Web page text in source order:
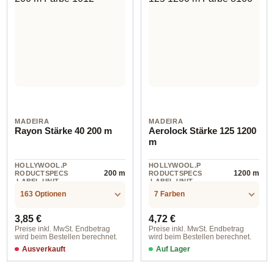
MADEIRA
Rayon Stärke 40 200 m
HOLLYWOOL.P
RODUCTSPECS
.LABEL.UNIT
200 m
163 Optionen
Regulärer Preis:
3,85 €
Preise inkl. MwSt. Endbetrag
wird beim Bestellen berechnet.
Ausverkauft
MADEIRA
Aerolock Stärke 125 1200
m
HOLLYWOOL.P
RODUCTSPECS
.LABEL.UNIT
1200 m
7 Farben
Regulärer Preis:
4,72 €
Preise inkl. MwSt. Endbetrag
wird beim Bestellen berechnet.
Auf Lager
08010 col. 8010